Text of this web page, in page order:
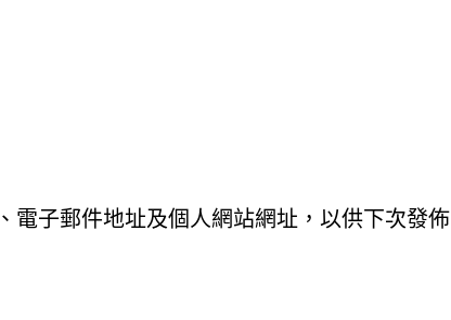
電子郵件地址及個人網站網址，以供下次發佈